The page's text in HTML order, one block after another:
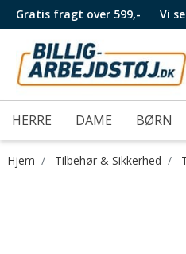
Gratis fragt over 599,- Vi
HERRE DAME BØRN
Hjem Tilbehør & Sikkerhed